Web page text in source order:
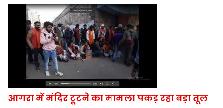
आगरा में मंदिर टूटने का मामला पकड़ रहा बड़ा तूल